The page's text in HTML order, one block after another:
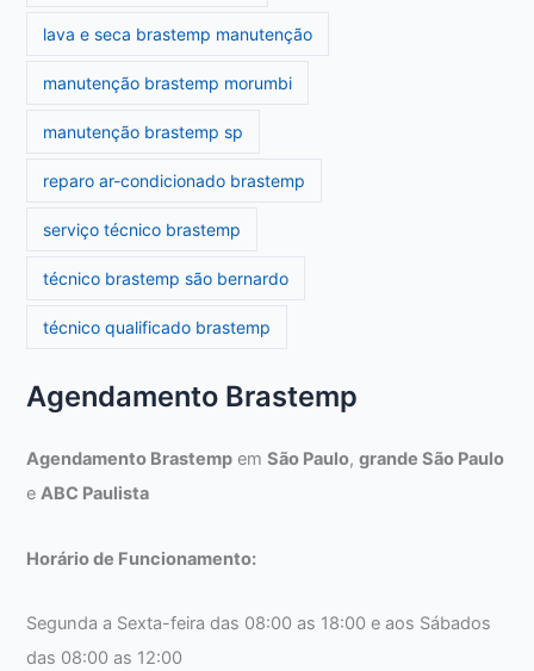
lava e seca brastemp manutenção
manutenção brastemp morumbi
manutenção brastemp sp
reparo ar-condicionado brastemp
serviço técnico brastemp
técnico brastemp são bernardo
técnico qualificado brastemp
Agendamento Brastemp
Agendamento Brastemp emSão Paulo,grande São Paulo
eABC Paulista
Horário de Funcionamento:
Segunda a Sexta-feira das 08:00 as 18:00 e aos Sábados
das 08:00 as 12:00